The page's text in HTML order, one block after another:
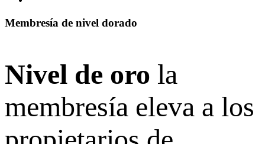
Membresía de nivel dorado
Nivel de oro la
membresía eleva a los